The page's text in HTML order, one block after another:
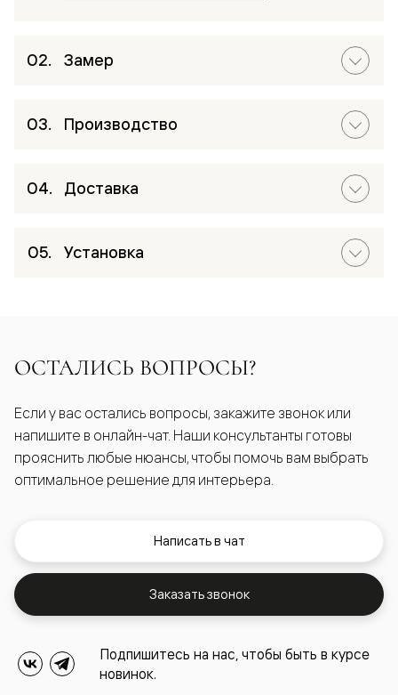
Замер
Производство
Доставка
Установка
ОСТАЛИСЬ ВОПРОСЫ?
Если у вас остались вопросы, закажите звонок или
напишите в онлайн-чат. Наши консультанты готовы
прояснить любые нюансы, чтобы помочь вам выбрать
оптимальное решение для интерьера.
Написать в чат
Заказать звонок
Подпишитесь на нас, чтобы быть в курсе
новинок.